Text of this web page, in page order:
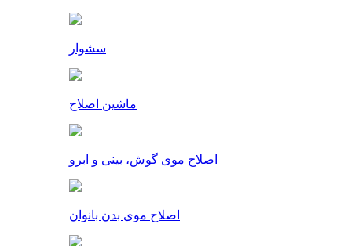
سشوار
ماشین اصلاح
اصلاح موی گوش، بینی و ابرو
اصلاح موی بدن بانوان